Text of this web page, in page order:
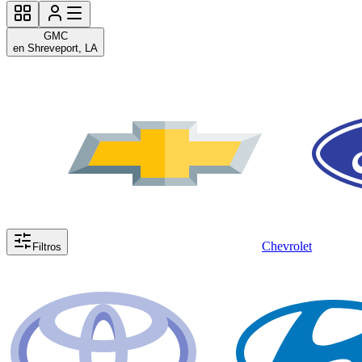
GMC
en Shreveport, LA
Filtros Chevrolet